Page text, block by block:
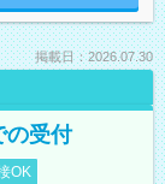
掲載日：2026.07.30
の受付
OK